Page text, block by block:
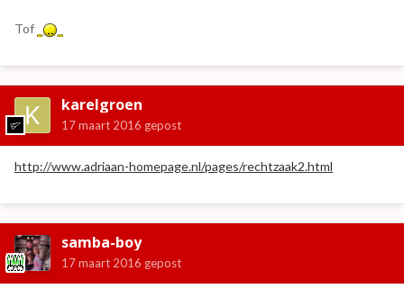
Tof
karelgroen
17 maart 2016 gepost
http://www.adriaan-homepage.nl/pages/rechtzaak2.html
samba-boy
17 maart 2016 gepost